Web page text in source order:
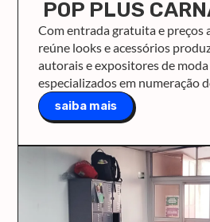
POP PLUS
Com entrada gratuita e preços
reúne looks e acessórios
autorais e expositores de
especializados em numeração
saiba mais